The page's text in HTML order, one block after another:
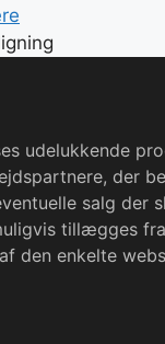
udelukkende
der
salg der
tillægges
den enkelte